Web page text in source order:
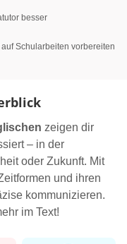
besser
Schularbeiten vorbereiten
zeigen dir
– in der
oder Zukunft. Mit
und ihren
kommunizieren.
im Text!